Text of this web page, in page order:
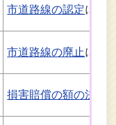
市道路線の認定につ
市道路線の廃止につ
損害賠償の額の決定